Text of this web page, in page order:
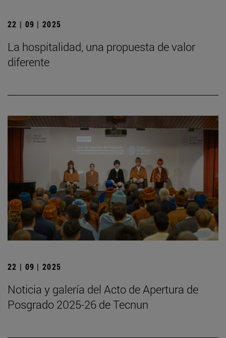
22 | 09 | 2025
La hospitalidad, una propuesta de valor
diferente
22 | 09 | 2025
Noticia y galería del Acto de Apertura de
Posgrado 2025-26 de Tecnun